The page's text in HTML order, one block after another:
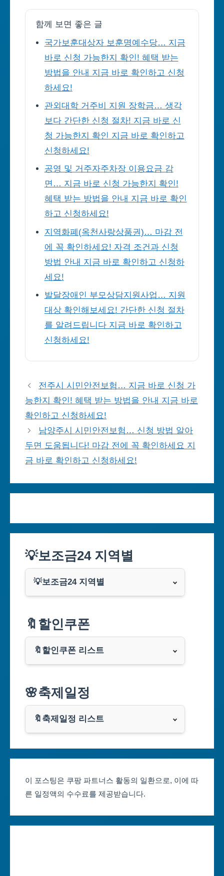
함께 보면 좋은 글
국가보훈대상자 보훈명예수당… 지금
바로 신청 가능한지 확인! 혜택 받는
방법을 안내 지금 바로 확인하고 신청
하세요!
관외대학 거주비 지원 장학금… 생각
보다 간단한 신청 절차! 지금 바로 신
청 가능한지 확인 지금 바로 확인하고
신청하세요!
공영 및 거주자주차장 이용요금 감
면… 지금 바로 신청 가능한지 확인!
혜택 받는 방법을 안내 지금 바로 확인
하고 신청하세요!
지역화폐(옥천사랑상품권)… 마감 전
에 꼭 확인하세요! 자격 조건과 신청
방법 안내 지금 바로 확인하고 신청하
세요!
발달장애인 부모상담지원사업… 지원
대상 확인해보세요! 간단한 신청 절차
를 알려드립니다 지금 바로 확인하고
신청하세요!
전주시 시민안전보험… 지금 바로 신청 가
능한지 확인! 혜택 받는 방법을 안내 지금 바로
확인하고 신청하세요!
남양주시 시민안전보험… 신청 방법 알아
두면 도움됩니다! 마감 전에 꼭 확인하세요 지
금 바로 확인하고 신청하세요!
💡보조금24 지역별
💡보조금24 지역별
부산광역시
대구광역시
인천광역시
광주광역시
대전광역시
🔖할인쿠폰
🔖할인쿠폰 리스트
쿠팡
클룩
🌸축제일정
🔖축제일정 리스트
대구축제 일정
인천축제 일정
이 포스팅은 쿠팡 파트너스 활동의 일환으로, 이에 따
른 일정액의 수수료를 제공받습니다.